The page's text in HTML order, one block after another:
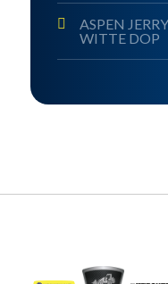
ASPEN
WITTE DOP